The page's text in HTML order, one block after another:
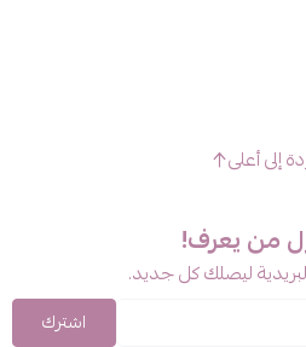
إلى أعلى
من يعرف!
ليصلك كل جديد.
اشترك